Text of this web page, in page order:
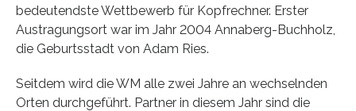
bedeutendste Wettbewerb für Kopfrechner. Erster
Austragungsort war im Jahr 2004 Annaberg-Buchholz,
die Geburtsstadt von Adam Ries.
Seitdem wird die WM alle zwei Jahre an wechselnden
Orten durchgeführt. Partner in diesem Jahr sind die